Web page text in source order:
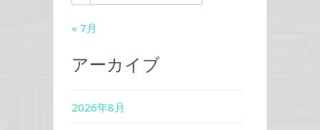
« 7月
アーカイブ
2026年8月